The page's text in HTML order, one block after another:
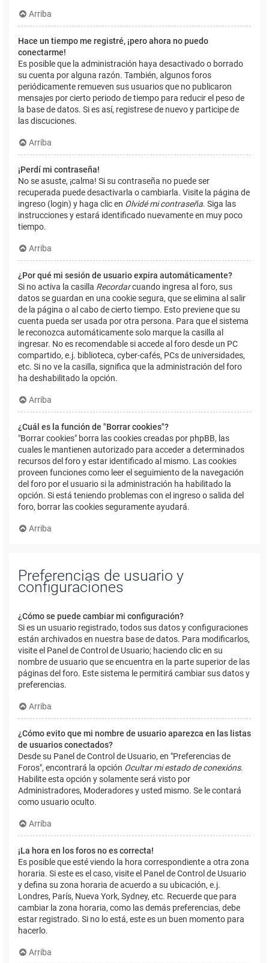
Arriba
Hace un tiempo me registré, ¡pero ahora no puedo
conectarme!
Es posible que la administración haya desactivado o borrado
su cuenta por alguna razón. También, algunos foros
periódicamente remueven sus usuarios que no publicaron
mensajes por cierto periodo de tiempo para reducir el peso de
la base de datos. Si es así, registrese de nuevo y participe de
las discuciones.
Arriba
¡Perdí mi contraseña!
No se asuste, ¡calma! Si su contraseña no puede ser
recuperada puede desactivarla o cambiarla. Visite la página de
ingreso (login) y haga clic en Olvidé mi contraseña. Siga las
instrucciones y estará identificado nuevamente en muy poco
tiempo.
Arriba
¿Por qué mi sesión de usuario expira automáticamente?
Si no activa la casilla Recordarcuando ingresa al foro, sus
datos se guardan en una cookie segura, que se elimina al salir
de la página o al cabo de cierto tiempo. Esto previene que su
cuenta pueda ser usada por otra persona. Para que el sistema
le reconozca automáticamente solo marque la casilla al
ingresar. No es recomendable si accede al foro desde un PC
compartido, e.j. biblioteca, cyber-cafés, PCs de universidades,
etc. Si no ve la casilla, significa que la administración del foro
ha deshabilitado la opción.
Arriba
¿Cuál es la función de "Borrar cookies"?
"Borrar cookies" borra las cookies creadas por phpBB, las
cuales le mantienen autorizado para acceder a determinados
recursos del foro y estar identificado al mismo. Las cookies
proveen funciones como leer el seguimiento de la navegación
del foro por el usuario si la administración ha habilitado la
opción. Si está teniendo problemas con el ingreso o salida del
foro, borrar las cookies seguramente ayudará.
Arriba
Preferencias de usuario y
configuraciones
¿Cómo se puede cambiar mi configuración?
Si es un usuario registrado, todos sus datos y configuraciones
están archivados en nuestra base de datos. Para modificarlos,
visite el Panel de Control de Usuario; haciendo clic en su
nombre de usuario que se encuentra en la parte superior de las
páginas del foro. Este sistema le permitirá cambiar sus datos y
preferencias.
Arriba
¿Cómo evito que mi nombre de usuario aparezca en las listas
de usuarios conectados?
Desde su Panel de Control de Usuario, en "Preferencias de
Foros", encontrará la opción Ocultar mi estado de conexións.
Habilite esta opción y solamente será visto por
Administradores, Moderadores y usted mismo. Se le contará
como usuario oculto.
Arriba
¡La hora en los foros no es correcta!
Es posible que esté viendo la hora correspondiente a otra zona
horaria. Si este es el caso, visite el Panel de Control de Usuario
y defina su zona horaria de acuerdo a su ubicación, e.j.
Londres, París, Nueva York, Sydney, etc. Recuerde que para
cambiar la zona horaria, como las demás preferencias, debe
estar registrado. Si no lo está, este es un buen momento para
hacerlo.
Arriba